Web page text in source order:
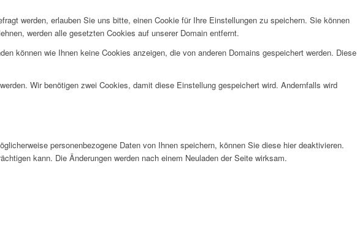
werden, erlauben Sie uns bitte, einen Cookie für Ihre Einstellungen zu speichern. Sie können
werden alle gesetzten Cookies auf unserer Domain entfernt.
können wie Ihnen keine Cookies anzeigen, die von anderen Domains gespeichert werden. Diese
Wir benötigen zwei Cookies, damit diese Einstellung gespeichert wird. Andernfalls wird
personenbezogene Daten von Ihnen speichern, können Sie diese hier deaktivieren.
kann. Die Änderungen werden nach einem Neuladen der Seite wirksam.